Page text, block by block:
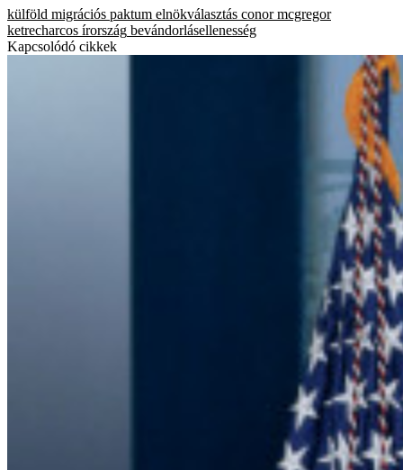
külföld migrációs paktum elnökválasztás conor mcgregor
ketrecharcos írország bevándorlásellenesség
Kapcsolódó cikkek